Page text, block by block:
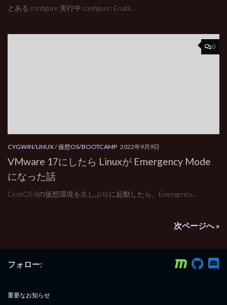
とある configure 実行中 configure: Enabl...
0
CYGWIN/LINUX/仮想OS/BOOTCAMP 2022年9月9日
VMware 17にしたら Linuxが Emergency Mode
になった話
CentOS 8の仮想環境を久しぶりに起動したら、Emergency...
次ページへ »
フォロー:
重要なお知らせ